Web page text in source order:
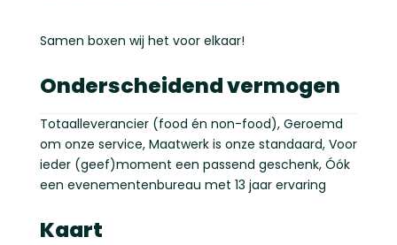
Samen boxen wij het voor elkaar!
Onderscheidend vermogen
Totaalleverancier (food én non-food), Geroemd
om onze service, Maatwerk is onze standaard, Voor
ieder (geef)moment een passend geschenk, Óók
een evenementenbureau met 13 jaar ervaring
Kaart